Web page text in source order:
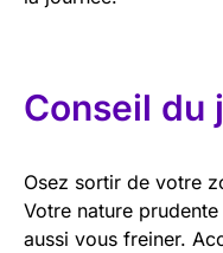
Conseil du
Osez sortir de votre
Votre nature
aussi vous freiner.